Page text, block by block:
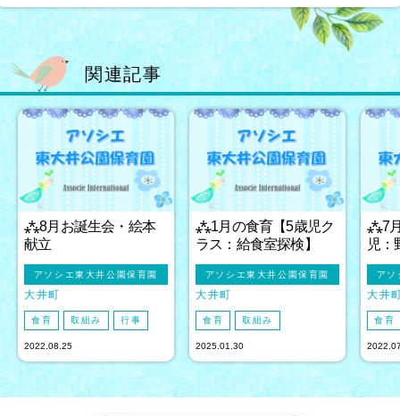
関連記事
⁂8月お誕生会・絵本
献立
アソシエ東大井公園保育園
大井町
食育 取組み 行事
2022.08.25
⁂1月の食育【5歳児ク
ラス：給食室探検】
アソシエ東大井公園保育園
大井町
食育 取組み
2025.01.30
⁂7
児：
アソ
大井
食育